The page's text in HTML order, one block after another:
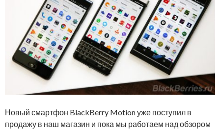
Новый смартфон BlackBerry Motion уже поступил в
продажу в наш магазин и пока мы работаем над обзором